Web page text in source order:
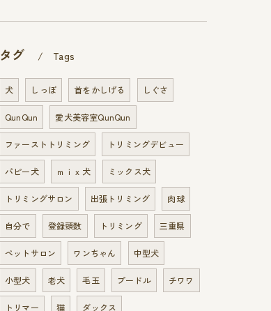
タグ Tags
犬 しっぽ 首をかしげる しぐさ
QunQun 愛犬美容室QunQun
ファーストトリミング トリミングデビュー
パピー犬 ｍｉｘ犬 ミックス犬
トリミングサロン 出張トリミング 肉球
自分で 登録頭数 トリミング 三重県
ペットサロン ワンちゃん 中型犬
小型犬 老犬 毛玉 プードル チワワ
トリマー 猫 ダックス